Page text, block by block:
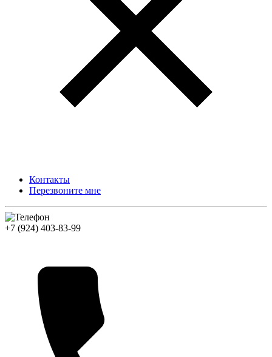
Контакты
Перезвоните мне
+7 (924) 403-83-99